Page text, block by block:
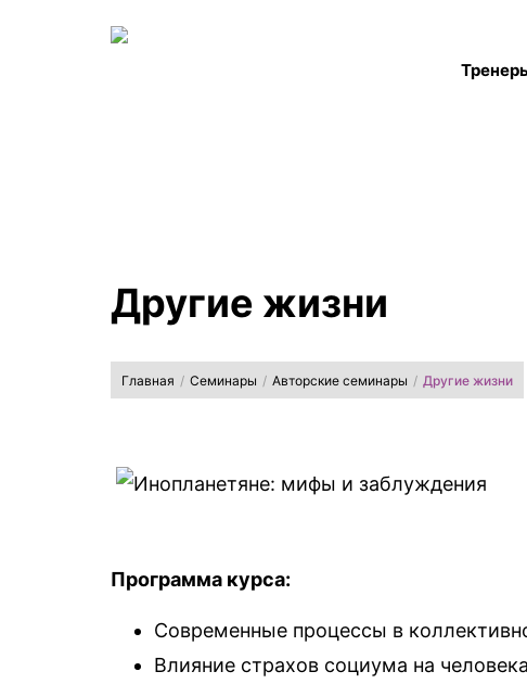
Другие жизни
Главная / Семинары / Авторские семинары / Другие жизни
Программа курса:
Современные процессы в
Влияние страхов социума на